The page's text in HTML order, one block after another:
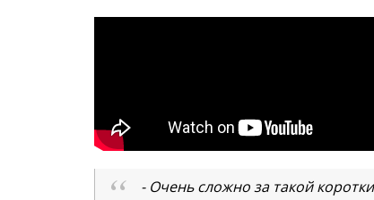
- Очень сложно за такой